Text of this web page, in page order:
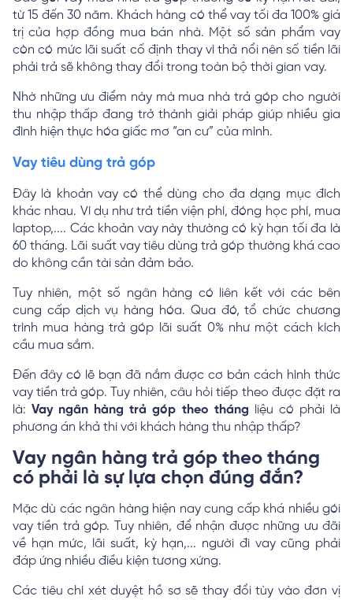
từ 15 đến 30 năm. Khách hàng có thể vay tối đa 100% giá
trị của hợp đồng mua bán nhà. Một số sản phẩm vay
còn có mức lãi suất cố định thay vì thả nổi nên số tiền lãi
phải trả sẽ không thay đổi trong toàn bộ thời gian vay.
Nhờ những ưu điểm này mà mua nhà trả góp cho người
thu nhập thấp đang trở thành giải pháp giúp nhiều gia
đình hiện thực hóa giấc mơ “an cư” của mình.
Vay tiêu dùng trả góp
Đây là khoản vay có thể dùng cho đa dạng mục đích
khác nhau. Ví dụ như trả tiền viện phí, đóng học phí, mua
laptop,.... Các khoản vay này thường có kỳ hạn tối đa là
60 tháng. Lãi suất vay tiêu dùng trả góp thường khá cao
do không cần tài sản đảm bảo.
Tuy nhiên, một số ngân hàng có liên kết với các bên
cung cấp dịch vụ hàng hóa. Qua đó, tổ chức chương
trình mua hàng trả góp lãi suất 0% như một cách kích
cầu mua sắm.
Đến đây có lẽ bạn đã nắm được cơ bản cách hình thức
vay tiền trả góp. Tuy nhiên, câu hỏi tiếp theo được đặt ra
là:Vay ngân hàng trả góp theo tháng liệu có phải là
phương án khả thi với khách hàng thu nhập thấp?
Vay ngân hàng trả góp theo tháng
có phải là sự lựa chọn đúng đắn?
Mặc dù các ngân hàng hiện nay cung cấp khá nhiều gói
vay tiền trả góp. Tuy nhiên, để nhận được những ưu đãi
về hạn mức, lãi suất, kỳ hạn,... người đi vay cũng phải
đáp ứng nhiều điều kiện tương xứng.
Các tiêu chí xét duyệt hồ sơ sẽ thay đổi tùy vào đơn vị